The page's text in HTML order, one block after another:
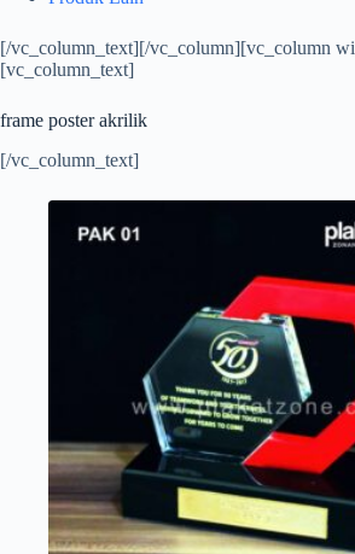
[/vc_column_text][/vc_column][vc_column
[vc_column_text]
frame poster akrilik
[/vc_column_text]